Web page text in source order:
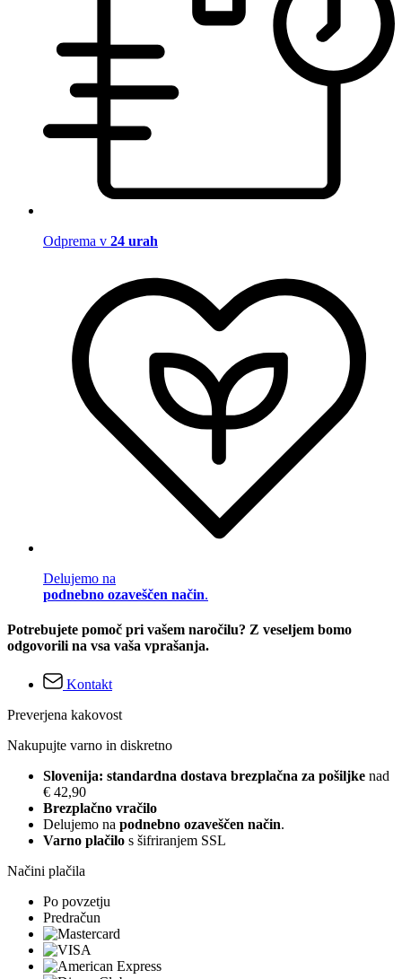
Odprema v 24 urah
Delujemo na
podnebno ozaveščen način.
Potrebujete pomoč pri vašem naročilu? Z veseljem bomo
odgovorili na vsa vaša vprašanja.
Kontakt
Preverjena kakovost
Nakupujte varno in diskretno
Slovenija: standardna dostava brezplačna za pošiljke nad
€ 42,90
Brezplačno vračilo
Delujemo na podnebno ozaveščen način.
Varno plačilo s šifriranjem SSL
Načini plačila
Po povzetju
Predračun